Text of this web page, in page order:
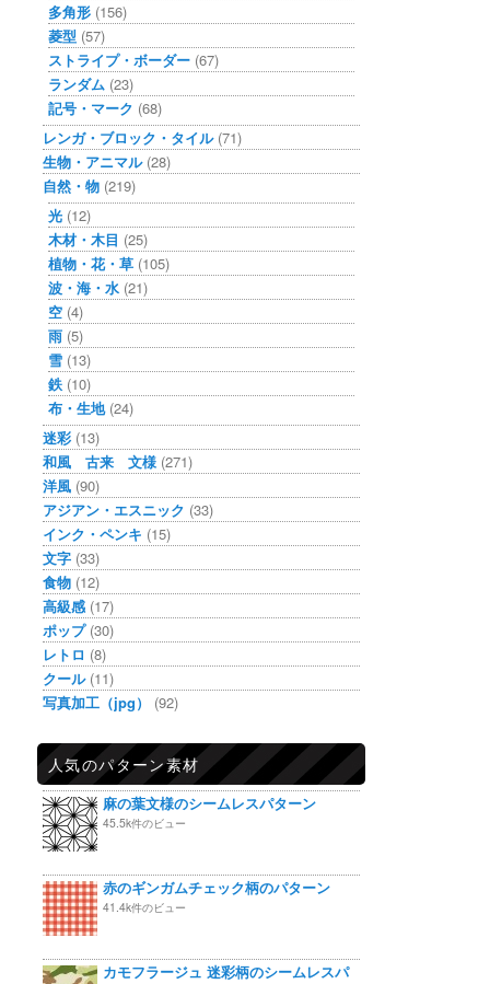
多角形 (156)
菱型 (57)
ストライプ・ボーダー (67)
ランダム (23)
記号・マーク (68)
レンガ・ブロック・タイル(71)
生物・アニマル(28)
自然・物 (219)
光 (12)
木材・木目 (25)
植物・花・草 (105)
波・海・水 (21)
空 (4)
雨 (5)
雪 (13)
鉄 (10)
布・生地(24)
迷彩 (13)
和風 古来 文様 (271)
洋風 (90)
アジアン・エスニック (33)
インク・ペンキ (15)
文字 (33)
食物 (12)
高級感 (17)
ポップ(30)
レトロ (8)
クール(11)
写真加工（jpg）
(92)
人気のパターン素材
麻の葉文様のシームレスパターン
45.5k件のビュー
赤のギンガムチェック柄のパターン
41.4k件のビュー
カモフラージュ 迷彩柄のシームレスパ